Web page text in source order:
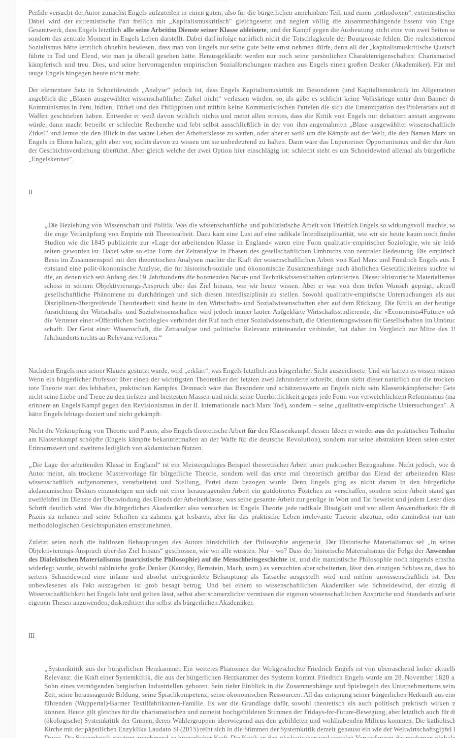
Perfide versucht der Autor zunächst Engels aufzuteilen in einen guten, also für die bürgerlichen annehmbare Teil, und einen „orthodoxen“,
Dabei wird der extremistische Part freilich mit „Kapitalismuskritisch“ gleichgesetzt und negiert völlig die zusammenhängende Essenz von
Gesamtwerk, dass Engels letztlich alle seine Arbeitim Dienste seiner Klasse ableistete , und der Kampf gegen die Ausbeutung nicht eine von zwei Seiten
sondern das zentrale Moment in Engels Leben darstellt. Dabei darf infolge natürlich nicht die Totschlagkeule der Bourgeoisie fehlen. Die
Sozialismus hätte letztlich ohnehin bewiesen, dass man von Engels nur seine gute Seite ernst nehmen dürfe, denn all der „kapitalismuskritische
führte in Tod und Elend, wie man ja überall gesehen hätte. Herausgeklaubt werden nur noch seine persönlichen Charaktereigenschaften:
kämpferisch und treu. Dies, und seine hervorragenden empirischen Sozialforschungen machen aus Engels einen großen Denker (Akademiker). Für
tauge Engels hingegen heute nicht mehr.
Der elementare Satz in Schneidewinds „Analyse“ jedoch ist, dass Engels Kapitalismuskritik im Besonderen (und Kapitalismuskritik im
angeblich die „Blasen ausgewählter wissenschaftlicher Zirkel nicht“ verlassen würden, so, als gäbe es schlicht keine Volkskriege unter dem Banner
Kommunismus in Peru, Indien, Türkei und den Philippinen und mithin keine Kommunistischen Parteien die sich die Emanzipation des Proletariats auf
Waffen geschrieben haben. Entweder er weiß davon wirklich nichts und meint allen ernstes, dass die Kritik von Engels nur debattiert anstatt
würde, dann macht betreibt er schlechte Recherche und lebt selbst ausschließlich in der von ihm angemahnten „Blase ausgewählter
Zirkel“ und lernte nie den Blick in das wahre Leben der Arbeiterklasse zu werfen, oder aber er weiß um die Kämpfe auf der Welt, die den Namen Marx
Engels in Ehren halten, gibt aber vor, nichts davon zu wissen um sie unbedeutend zu halten. Dann wäre das Lupenreiner Opportunismus und der der
der Geschichtsverdrehung überführt. Aber gleich welche der zwei Option hier einschlägig ist: schlecht steht es um Schneidewind allemal als
„Engelskenner“.
II
„Die Beziehung von Wissenschaft und Politik. Was die wissenschaftliche und publizistische Arbeit von Friedrich Engels so wirkungsvoll machte,
die enge Verknüpfung von Empirie mit Theoriearbeit. Dazu kam eine Lust auf eine radikale Interdisziplinarität, wie wir sie heute kaum noch
Studien wie die 1845 publizierte zur »Lage der arbeitenden Klasse in England« waren eine Form qualitativ-empirischer Soziologie, wie sie
selten geworden ist. Dabei wäre so eine Form der Zeitanalyse in Phasen des gesellschaftlichen Umbruchs von zentraler Bedeutung. Die
Basis im Zusammenspiel mit den theoretischen Analysen machte die Kraft der wissenschaftlichen Arbeit von Karl Marx und Friedrich Engels aus.
entstand eine polit-ökonomische Analyse, die für historisch-soziale und ökonomische Zusammenhänge nach ähnlichen Gesetzlichkeiten suchte
die, an denen sich seit Anfang des 19. Jahrhunderts die boomenden Natur- und Technikwissenschaften orientierten. Dieser »historische
schoss in seinem Objektivierungs-Anspruch über das Ziel hinaus, wie wir heute wissen. Aber er war von dem tiefen Wunsch geprägt,
gesellschaftliche Phänomene zu durchdringen und sich diesen interdisziplinär zu stellen. Sowohl qualitativ-empirische Untersuchungen als
Disziplinen-übergreifende Theoriearbeit sind heute in den Wirtschafts- und Sozialwissenschaften eher auf dem Rückzug. Die Kritik an der
Ausrichtung der Wirtschafts- und Sozialwissenschaften wird jedoch immer lauter. Aufgeklärte Wirtschaftsstudierende, die »Economists4Future«
die Vertreter einer »Öffentlichen Soziologie« verbindet der Ruf nach einer Sozialwissenschaft, die Orientierungswissen für Gesellschaften im
schafft. Der Geist einer Wissenschaft, die Zeitanalyse und politische Relevanz miteinander verbindet, hat daher im Vergleich zur Mitte des
Jahrhunderts nichts an Relevanz verloren.“
Nachdem Engels nun seiner Klauen gestutzt wurde, wird „erklärt“, was Engels letztlich aus bürgerlicher Sicht auszeichnete. Und wir hätten es wissen
Wenn einbürgerlicherProfessor über einen der wichtigsten Theoretiker der letzten zwei Jahrunderte schreibt, dann sieht dieser natürlich nur die
tote Theorie statt des lebhaften, praktischen Kampfes. Demnach wäre das Besondere und schätzenswerte an Engels nicht sein Klassenkämpferischer
nicht seine Liebe und Treue zu den tiefsten und breitesten Massen und nicht seine Unerbittlichkeit gegen jede Form von verweichlichtem Reformismus
erinnere an Engels Kampf gegen den Revisionismus in der II. Internationale nach Marx Tod), sondern – seine „qualitativ-empirische Untersuchungen“.
hätte Engels lebtags doziert und nicht gekämpft.
Nicht die Verknüpfung von Theorie und Praxis, also Engels theoretische Arbeit fürden Klassenkampf, dessen Ideen er wiederaus der praktischen
am Klassenkampf schöpfte (Engels kämpfte bekanntermaßen an der Waffe für die deutsche Revolution), sondern nur seine abstrakten Ideen seien
Erinnernswert und zweitens lediglich von akdamischen Nutzen.
„Die Lage der arbeitenden Klasse in England“ ist ein Meistergültiges Beispiel theoretischer Arbeit unter praktischer Bezugnahme. Nicht jedoch, wie
Autor meint, als trockene Mustervorlage für bürgerliche Theorie, sondern weil das erste mal theoretisch greifbar das Elend der arbeitenden
wissenschaftlich aufgenommen, verarbeitetet und Stellung, Partei dazu bezogen wurde. Denn Engels ging es nicht darum in den
akdamemischen Diskurs einzusteigen um sich mit einer herausragenden Arbeit ein gutdotiertes Pöstchen zu verschaffen, sondern seine Arbeit stand
zweifelsfrei im Dienste der Überwindung des Elends der Arbeiterklasse, was seine gesamte Arbeit zur genüge in Wort und Tat beweist und jedem Leser
Schrift deutlich wird. Was die bürgerlichen Akademiker also versuchen ist Engels Theorie jede radikale Bissigkeit und vor allem Anwendbarkeit für
Praxis zu nehmen und seine Schriften zu zahmen gut lesbaren, aber für das praktische Leben irrelevante Theorie abzutun, oder zumindest nur
methodologischen Gesichtspunkten ernstzunehmen.
Zuletzt seien noch die haltlosen Behauptungen des Autors hinsichtlich der Philosophie angemerkt. Der Historische Materialismus sei „in
Objektivierungs-Anspruch über das Ziel hinaus“ geschossen, wie wir alle wüssten. Nur – wo? Dass der historische Materialismus die Folge der
des Dialektischen Materialismus (marxistische Philosophie) auf die Menschheitsgeschichte ist, und die marxistische Philosophie noch nirgends
widerlegt wurde, obwohl zahlreiche große Denker (Kautsky, Bernstein, Mach, uvm.) es versuchten aber scheiterten, lässt den einzigen Schluss zu, dass
seitens Schneidewind eine infame und absolut unbegründete Behauptung als Tatsache ausgestellt wird und mithin unwissenschaftlich ist.
unbewiesenes als Fakt auszugeben ist grob besagt betrug. Und bei einem so wissenschaftlichen Akademiker wie Schneidewind, der einzig
Wissenschaftlichkeit bei Engels lobt und gelten lässt, selbst aber schmerzlichst vermissen die eigenen wissenschaftlichen Ansprüche und Standards auf
eigenen Thesen anzuwenden, diskreditiert ihn selbst als bürgerlichen Akademiker.
III
„Systemkritik aus der bürgerlichen Herzkammer. Ein weiteres Phänomen der Wirkgeschichte Friedrich Engels ist von überraschend hoher
Relevanz: die Kraft einer Systemkritik, die aus der bürgerlichen Herzkammer des Systems kommt. Friedrich Engels wurde am 28. November 1820
Sohn eines vermögenden bergischen Industriellen geboren. Sein tiefer Einblick in die Zusammenhänge und Spielregeln des Unternehmertums
Zeit, seine herausragende Bildung, seine Sprachkompetenz, seine ökonomischen Ressourcen: All das entsprang seiner bürgerlichen Herkunft aus
führenden (Wuppertal)-Barmer Textilfabrikanten-Familie. Es war die Grundlage dafür, sowohl theoretisch als auch politisch praktisch wirken
können. Heute gilt gleiches für die charismatischen und zumeist hochgebildeten Stimmen der Fridays-for-Future-Bewegung, aber letztlich auch für
(ökologische) Systemkritik der Grünen, deren Wählergruppen überwiegend aus den gebildeten und wohlhabenden Milieus kommen. Die
Kirche mit der päpstlichen Enzyklika Laudato Si (2015) reiht sich in die Stimmen der Systemkritik derzeit genauso ein wie der Weltwirtschaftsgipfel